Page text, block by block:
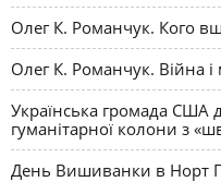
Олег К. Романчук. Кого
Олег К. Романчук. Війна і
Українська громада США
гуманітарної колони з
День Вишиванки в Норт